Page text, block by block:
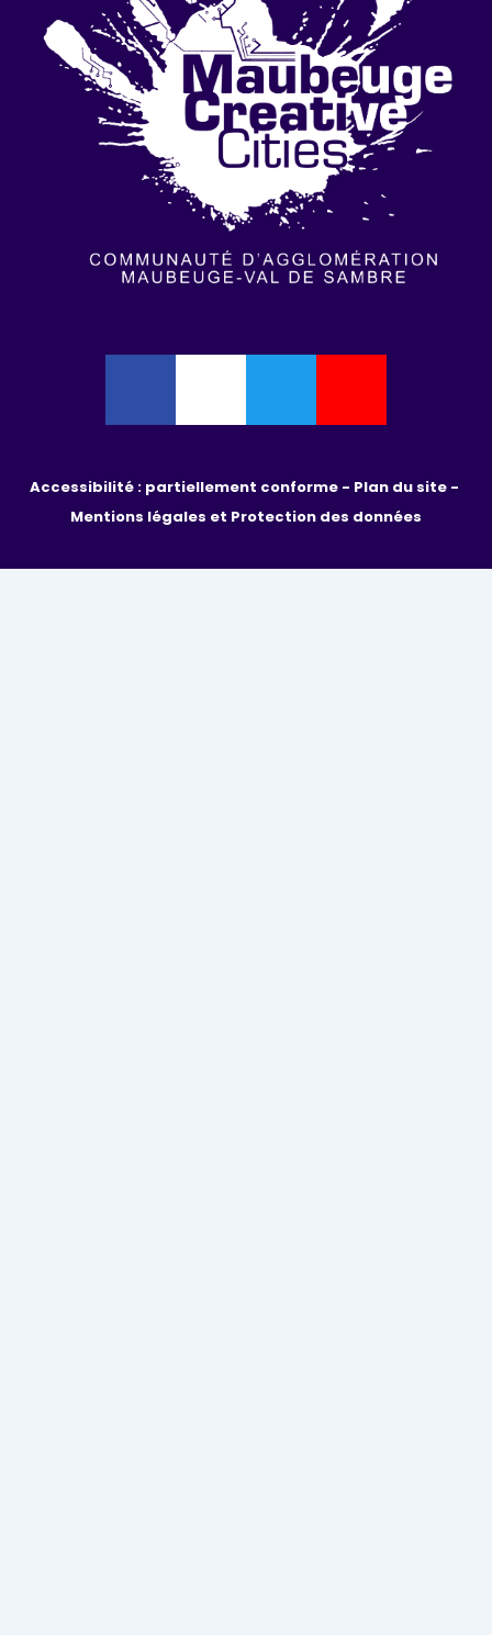
Accessibilité : partiellement conforme -
Mentions légales et Protection des données